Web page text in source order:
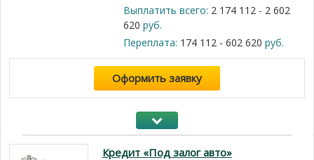
Выплатить всего: 2 174 112 - 2 602
620 руб.
Переплата: 174 112 - 602 620 руб.
Оформить заявку
Кредит «Под залог авто»